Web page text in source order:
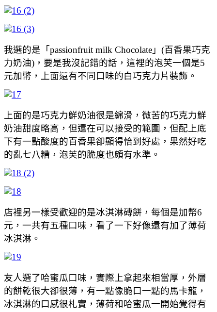
我選的是「passionfruit milk Chocolate」(百香果巧克
力奶油)，要是我沒記錯的話，這裡的泡芙一個是5
元加幣，上面還有不同口味的白巧克力片裝飾。
上面的是巧克力鮮奶油很是綿滑，微苦的巧克力鮮
奶油甜度略高，但還在可以接受的範圍，但配上底
下有一點酸度的百香果卻顯得恰到好處，果然好吃
的亂七八糟，泡芙的脆度也頗有水準。
店裡另一樣受歡迎的是冰淇淋磚餅，每個是加幣6
元，一共有五種口味，看了一下好像還有加了薄荷
冰淇淋。
友人選了哈蜜瓜口味，實際上拿起來相當厚，外層
的餅乾很大卻很薄，有一點像脆口一點的馬卡龍，
冰淇淋的口感很札實，薄荷和哈蜜瓜一開始覺得有